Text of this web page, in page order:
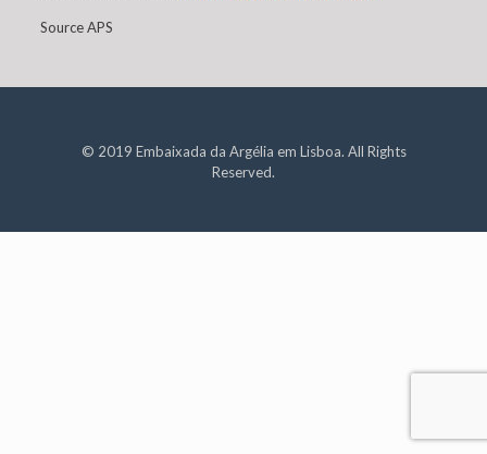
Source APS
© 2019 Embaixada da Argélia em Lisboa. All Rights
Reserved.